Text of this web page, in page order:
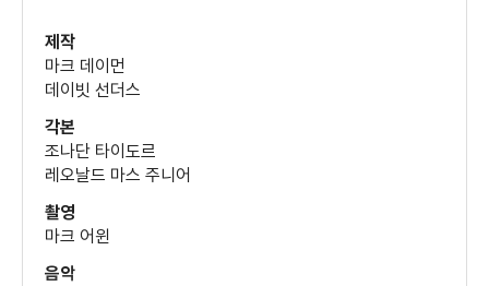
제작
마크 데이먼
데이빗 선더스
각본
조나단 타이도르
레오날드 마스 주니어
촬영
마크 어윈
음악